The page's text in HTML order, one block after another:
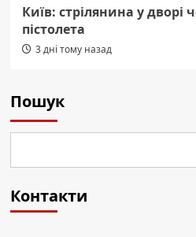
Київ: стрілянина у дворі
пістолета
3 дні тому назад
Пошук
Контакти